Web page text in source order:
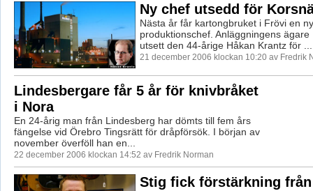
Ny chef utsedd för
Nästa år får kartongbruket i Frövi en
produktionschef. Anläggningens ägare
utsett den 44-årige Håkan Krantz för ...
21 december 2006 klockan 10:20 av Fredrik
Lindesbergare får 5 år för knivbråket
i Nora
En 24-årig man från Lindesberg har dömts till fem års
fängelse vid Örebro Tingsrätt för dråpförsök. I början av
november överföll han en...
22 december 2006 klockan 14:52 av Fredrik Norman
Stig fick förstärkning